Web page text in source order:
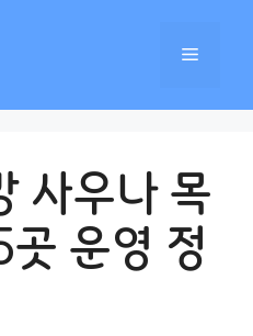
메
사우나 목
운영 정